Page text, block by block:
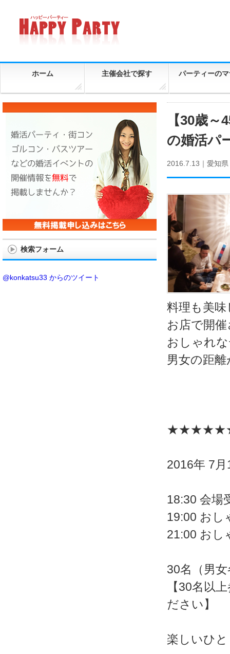
ホーム 主催会社で探す パーティーの
【30歳
の婚活パ
2016.7.13｜ 愛知県
料理も美
お店で開
おしゃれ
男女の距
2016年 7
18:30 会
19:00 おし
21:00 おし
30名（男
【30名以
ださい】
楽しいひ
検索フォーム
@konkatsu33 からのツイート